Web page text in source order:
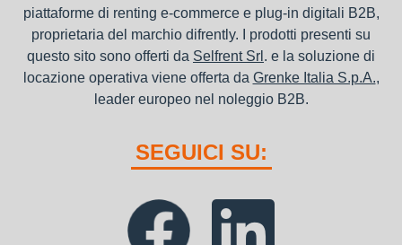
piattaforme di renting e-commerce e plug-in digitali B2B,
proprietaria del marchio difrently. I prodotti presenti su
questo sito sono offerti da Selfrent Srl . e la soluzione di
locazione operativa viene offerta da Grenke Italia S.p.A.,
leader europeo nel noleggio B2B.
SEGUICI SU: